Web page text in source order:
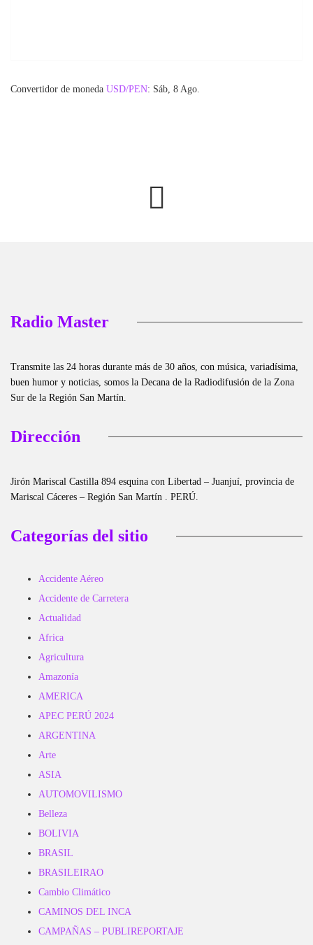
Convertidor de moneda USD/PEN: Sáb, 8 Ago.
Radio Master
Transmite las 24 horas durante más de 30 años, con música, variadísima,
buen humor y noticias, somos la Decana de la Radiodifusión de la Zona
Sur de la Región San Martín.
Dirección
Jirón Mariscal Castilla 894 esquina con Libertad – Juanjuí, provincia de
Mariscal Cáceres – Región San Martín . PERÚ.
Categorías del sitio
Accidente Aéreo
Accidente de Carretera
Actualidad
Africa
Agricultura
Amazonía
AMERICA
APEC PERÚ 2024
ARGENTINA
Arte
ASIA
AUTOMOVILISMO
Belleza
BOLIVIA
BRASIL
BRASILEIRAO
Cambio Climático
CAMINOS DEL INCA
CAMPAÑAS – PUBLIREPORTAJE